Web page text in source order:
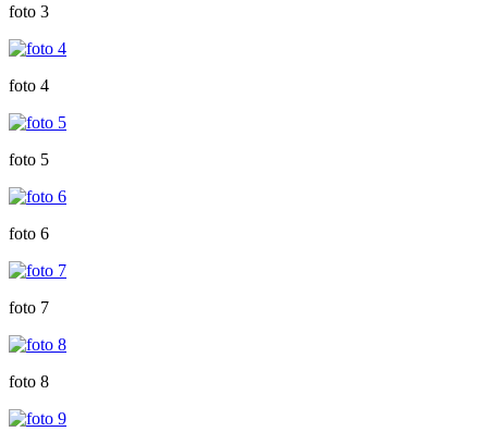
foto 3
foto 4
foto 5
foto 6
foto 7
foto 8